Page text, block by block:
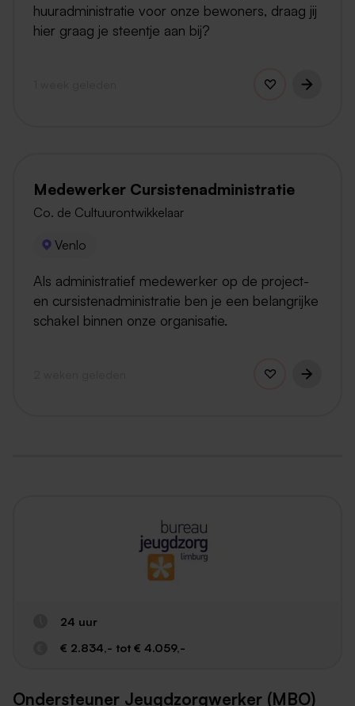
huuradministratie voor onze bewoners, draag jij
hier graag je steentje aan bij?
Medewerker Cursistenadministratie
Co. de Cultuurontwikkelaar
Venlo
Als administratief medewerker op de project-
en cursistenadministratie ben je een belangrijke
schakel binnen onze organisatie.
24 uur
€ 2.834,- tot € 4.059,-
Ondersteuner Jeugdzorgwerker (MBO)